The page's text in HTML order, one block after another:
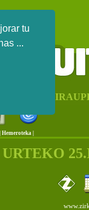
tu
...
HERRIKO
Hemeroteka |
URTEKO